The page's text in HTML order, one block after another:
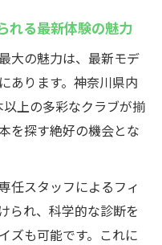
ィング体験情報
試打会で実感する
する試打会フィッ
試打会でスイングを
れる最新体験の魅力
大の魅力は、最新モデ
あります。神奈川県内
上の多彩なクラブが揃
を探す絶好の機会とな
任スタッフによるフィ
られ、科学的な診断を
ズも可能です。これに